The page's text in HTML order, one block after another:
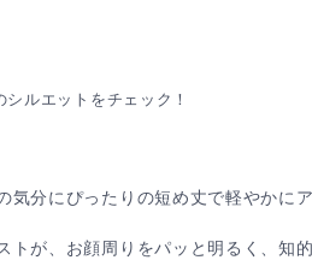
シルエットをチェック！
気分にぴったりの短め丈で軽やかに
トが、お顔周りをパッと明るく、知